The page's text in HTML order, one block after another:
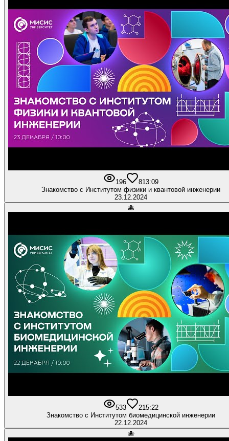
196 813:09
Знакомство с Институтом физики и квантовой инженерии
23.12.2024
🐙
533 215:22
Знакомство с Институтом биомедицинской инженерии
22.12.2024
🐙